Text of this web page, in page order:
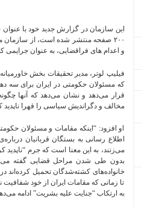
۲۰۰ صفحه منتشر شده است، از
و اعدام ‌های فراقضایی، به عنوان جرایمی
فیلیپ لوتر، مدیر تحقیقات بخش
مخالف و دگراندیش سیاسی را قهرا ناپدید
او افزود: “اینکه مقامات و مسئولان
اطلاع ‌رسانی به بستگان قربانیان
می‌زنند، به این معنا است که جرم “ناپدید
بدون طی شدن مراحل قضایی گفته
خانواده‌های کشته‌شدگان تحمیل کرده‌اند
تا زمانی که مقامات ایران از خود
به ارتکاب “جنایت علیه بشریت” ادامه